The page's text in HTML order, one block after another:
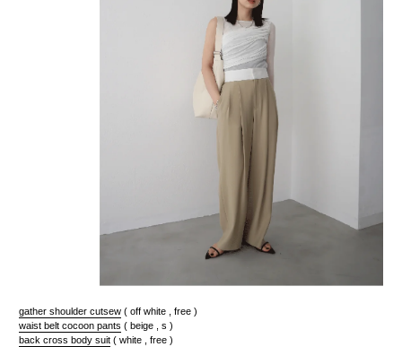
gather shoulder cutsew ( off white , free )
waist belt cocoon pants ( beige , s )
back cross body suit ( white , free )